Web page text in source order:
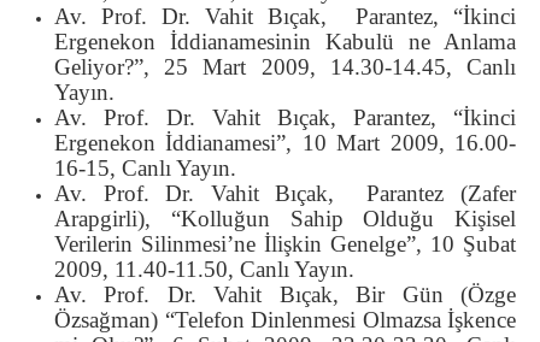
Av. Prof. Dr. Vahit Bıçak, Parantez, “İkinci
Ergenekon İddianamesinin Kabulü ne Anlama
Geliyor?”, 25 Mart 2009, 14.30-14.45, Canlı
Yayın.
Av. Prof. Dr. Vahit Bıçak, Parantez, “İkinci
Ergenekon İddianamesi”, 10 Mart 2009, 16.00-
16-15, Canlı Yayın.
Av. Prof. Dr. Vahit Bıçak, Parantez (Zafer
Arapgirli), “Kolluğun Sahip Olduğu Kişisel
Verilerin Silinmesi’ne İlişkin Genelge”, 10 Şubat
2009, 11.40-11.50, Canlı Yayın.
Av. Prof. Dr. Vahit Bıçak, Bir Gün (Özge
Özsağman) “Telefon Dinlenmesi Olmazsa İşkence